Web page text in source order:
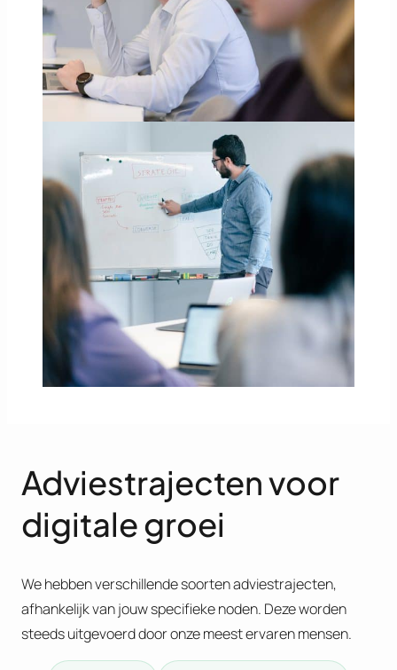
Adviestrajecten voor
digitale groei
We hebben verschillende soorten adviestrajecten,
afhankelijk van jouw specifieke noden. Deze worden
steeds uitgevoerd door onze meest ervaren mensen.